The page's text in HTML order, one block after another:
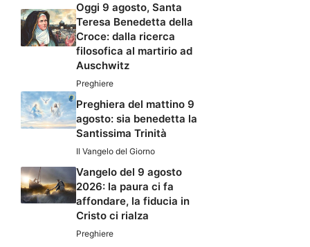
Oggi 9 agosto, Santa
Teresa Benedetta della
Croce: dalla ricerca
filosofica al martirio ad
Auschwitz
Preghiere
Preghiera del mattino 9
agosto: sia benedetta la
Santissima Trinità
Il Vangelo del Giorno
Vangelo del 9 agosto
2026: la paura ci fa
affondare, la fiducia in
Cristo ci rialza
Preghiere